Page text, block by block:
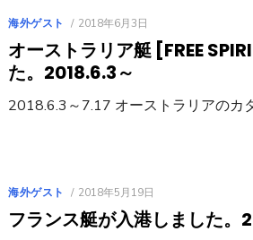
海外ゲスト
POSTED
2018年6月3日
オーストラリア艇 [FREE
た。 2018.6.3～
2018.6.3～7.17 オーストラリアのカ
海外ゲスト
POSTED
2018年5月19日
フランス艇が入港しました。